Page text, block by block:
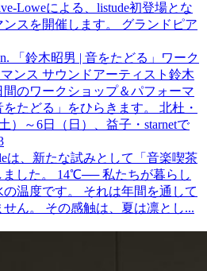
Loweによる、listude初登場とな
スを開催します。 グランドピア
「鈴木昭男 | 音をたどる」ワーク
ンス サウンドアーティスト鈴木
のワークショップ＆パフォーマ
たどる」をひらきます。 北杜・
）～6日（日）、益子・starnetで
は、新たな試みとして「音楽喫茶
した。 14℃── 私たちが暮らし
温度です。 それは年間を通して
ん。 その感触は、夏は凛とし...